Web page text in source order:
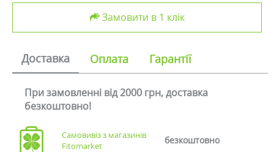
Замовити в 1 клік
Доставка Оплата Гарантії
При замовленні від 2000 грн, доставка
безкоштовно!
Самовивіз з магазинів
Fitomarket
безкоштовно